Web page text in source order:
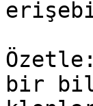
bir